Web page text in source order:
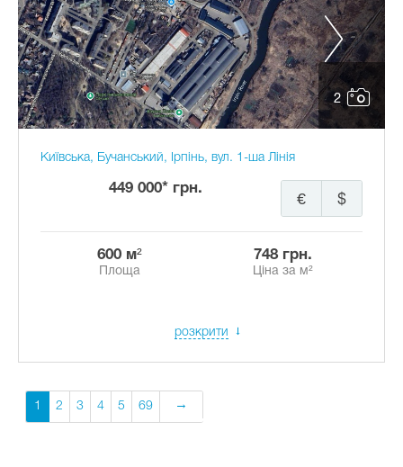
2
Київська, Бучанський, Ірпінь, вул. 1-ша Лінія
449 000* грн.
$
€
600 м²
Площа
748 грн.
Ціна за м²
розкрити
1 2 3 4 5 69